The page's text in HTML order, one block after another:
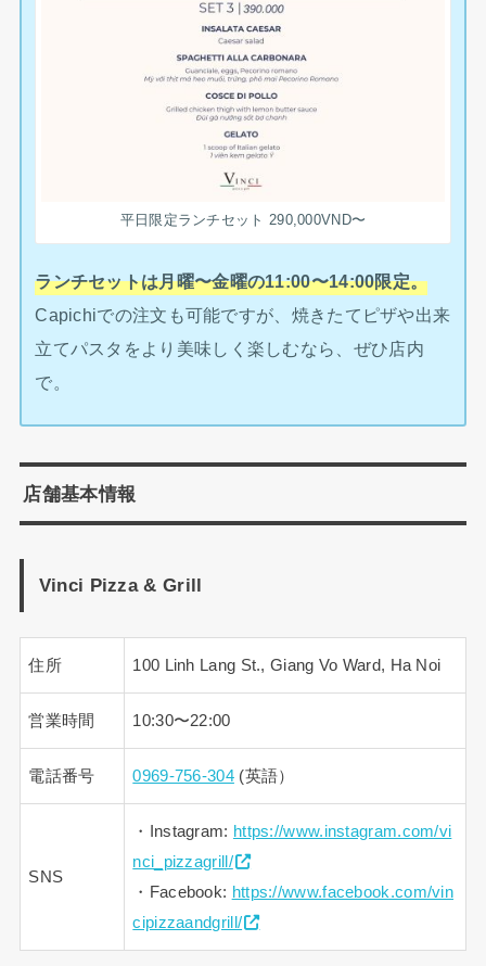
平日限定ランチセット 290,000VND〜
ランチセットは月曜〜金曜の11:00〜14:00限定。
Capichiでの注文も可能ですが、焼きたてピザや出来
立てパスタをより美味しく楽しむなら、ぜひ店内
で。
店舗基本情報
Vinci Pizza & Grill
住所 100 Linh Lang St., Giang Vo Ward, Ha Noi
営業時間 10:30〜22:00
電話番号 0969-756-304(英語）
SNS
・Instagram: https://www.instagram.com/vi
nci_pizzagrill/
・Facebook: https://www.facebook.com/vin
cipizzaandgrill/